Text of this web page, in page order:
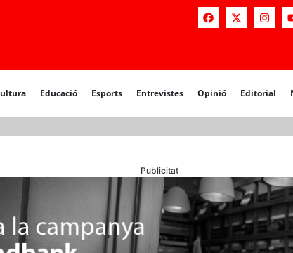
Educació Esports Entrevistes Opinió Editorial
Opinió Editorial
Publicitat